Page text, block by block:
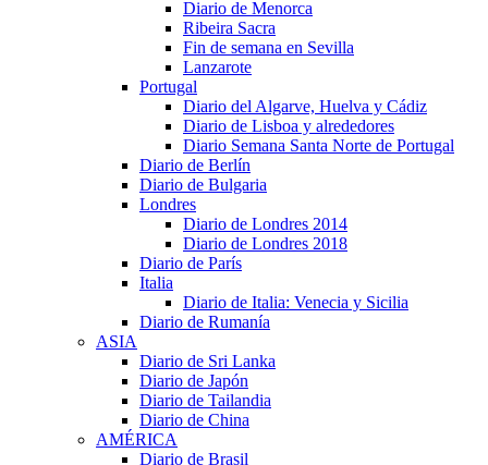
Diario de Menorca
Ribeira Sacra
Fin de semana en Sevilla
Lanzarote
Portugal
Diario del Algarve, Huelva y Cádiz
Diario de Lisboa y alrededores
Diario Semana Santa Norte de Portugal
Diario de Berlín
Diario de Bulgaria
Londres
Diario de Londres 2014
Diario de Londres 2018
Diario de París
Italia
Diario de Italia: Venecia y Sicilia
Diario de Rumanía
ASIA
Diario de Sri Lanka
Diario de Japón
Diario de Tailandia
Diario de China
AMÉRICA
Diario de Brasil